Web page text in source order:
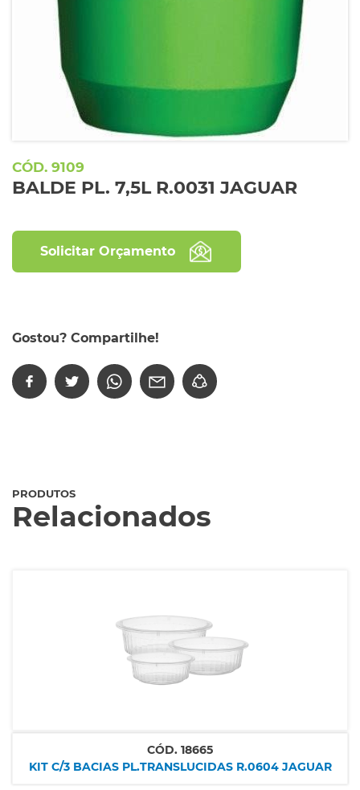
9109
BALDE PL. 7,5L R.0031 JAGUAR
Solicitar Orçamento
Gostou? Compartilhe!
PRODUTOS
Relacionados
CÓD. 18665
KIT C/3 BACIAS PL.TRANSLUCIDAS R.0604 JAGUAR